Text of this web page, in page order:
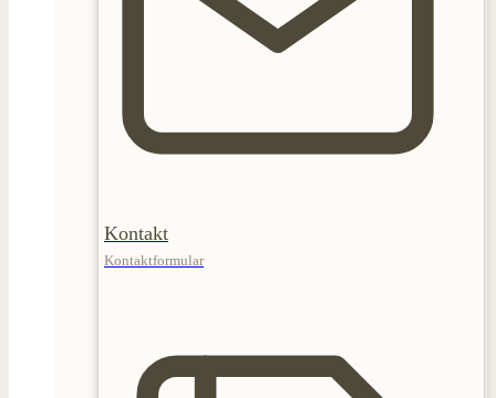
Kontakt
Kontaktformular